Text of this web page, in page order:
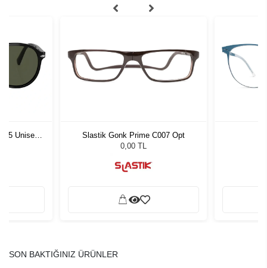
55 Unisex
Slastik Gonk Prime C007 Opt
0,00 TL
SON BAKTIĞINIZ ÜRÜNLER